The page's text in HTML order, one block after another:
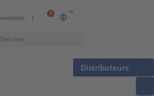
0 FR
Distributeurs